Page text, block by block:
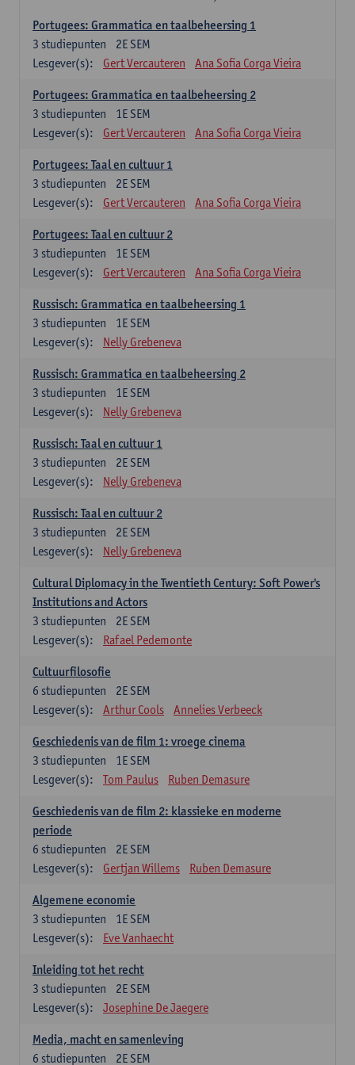
Portugees: Grammatica en taalbeheersing 1
2E SEM
3 studiepunten
Lesgever(s):
Gert Vercauteren Ana Sofia Corga Vieira
Portugees: Grammatica en taalbeheersing 2
1E SEM
3 studiepunten
Lesgever(s):
Gert Vercauteren Ana Sofia Corga Vieira
Portugees: Taal en cultuur 1
2E SEM
3 studiepunten
Lesgever(s):
Gert Vercauteren Ana Sofia Corga Vieira
Portugees: Taal en cultuur 2
1E SEM
3 studiepunten
Lesgever(s):
Gert Vercauteren Ana Sofia Corga Vieira
Russisch: Grammatica en taalbeheersing 1
1E SEM
3 studiepunten
Lesgever(s):
Nelly Grebeneva
Russisch: Grammatica en taalbeheersing 2
1E SEM
3 studiepunten
Lesgever(s):
Nelly Grebeneva
Russisch: Taal en cultuur 1
2E SEM
3 studiepunten
Lesgever(s):
Nelly Grebeneva
Russisch: Taal en cultuur 2
2E SEM
3 studiepunten
Lesgever(s):
Nelly Grebeneva
Cultural Diplomacy in the Twentieth Century: Soft Power's
Institutions and Actors
2E SEM
3 studiepunten
Lesgever(s):
Rafael Pedemonte
Cultuurfilosofie
2E SEM
6 studiepunten
Lesgever(s):
Arthur Cools Annelies Verbeeck
Geschiedenis van de film 1: vroege cinema
1E SEM
3 studiepunten
Lesgever(s):
Tom Paulus Ruben Demasure
Geschiedenis van de film 2: klassieke en moderne
periode
2E SEM
6 studiepunten
Lesgever(s):
Gertjan Willems Ruben Demasure
Algemene economie
1E SEM
3 studiepunten
Lesgever(s):
Eve Vanhaecht
Inleiding tot het recht
2E SEM
3 studiepunten
Lesgever(s):
Josephine De Jaegere
Media, macht en samenleving
2E SEM
6 studiepunten